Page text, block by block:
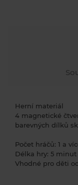
Herní materiál
4 magnetické
barevných dílků
Počet hráčů: 1 a
Délka hry: 5 minut
Vhodné pro děti